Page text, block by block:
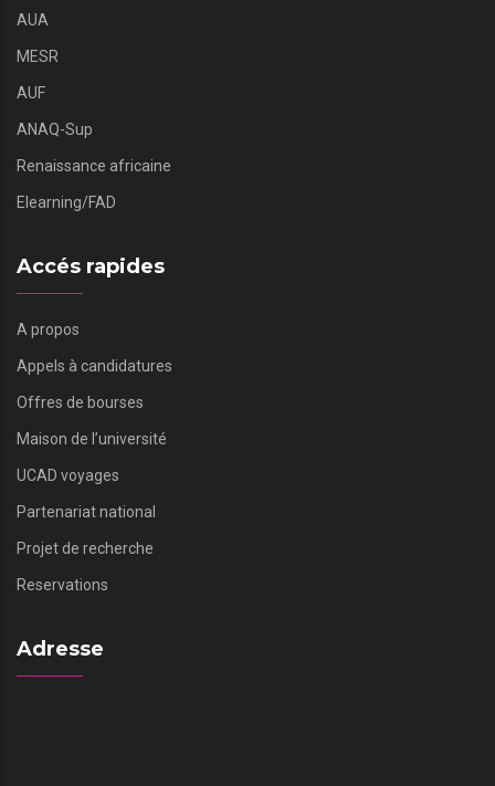
AUA
MESR
AUF
ANAQ-Sup
Renaissance africaine
Elearning/FAD
Accés rapides
A propos
Appels à candidatures
Offres de bourses
Maison de l’université
UCAD voyages
Partenariat national
Projet de recherche
Reservations
Adresse